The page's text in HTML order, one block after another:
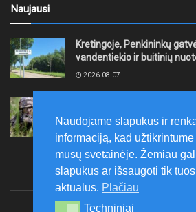
Naujausi
Kretingoje, Penkininkų
vandentiekio ir buitinių
2026-08-07
rinktinė vykdys karines
2026-08-07
Naudojame slapukus ir
informaciją, kad
mūsų svetainėje. Žemiau
slapukus ar išsaugoti tik
aktualūs. Plačiau
Techniniai
Techniniai